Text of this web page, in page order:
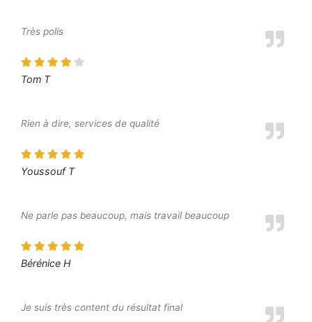
Très polis
Tom T
Rien à dire, services de qualité
Youssouf T
Ne parle pas beaucoup, mais travail beaucoup
Bérénice H
Je suis très content du résultat final